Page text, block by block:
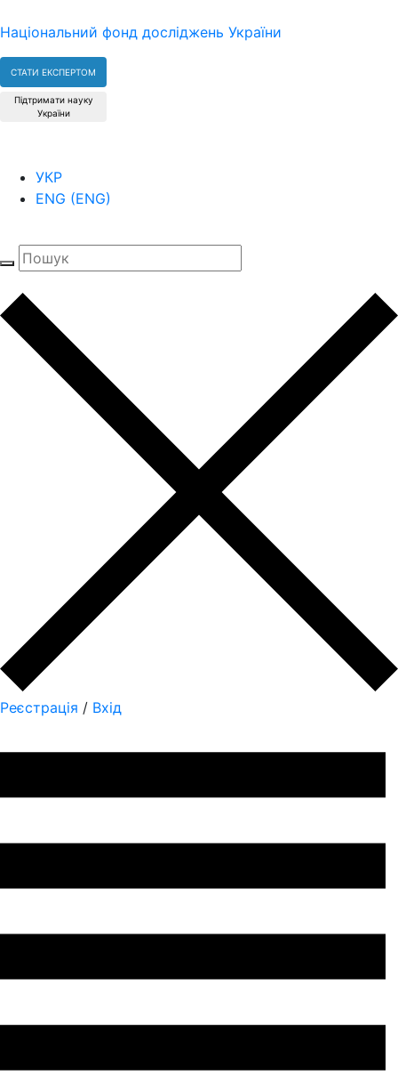
Національний фонд досліджень України
СТАТИ ЕКСПЕРТОМ
Підтримати науку
України
УКР
ENG (ENG)
Реєстрація / Вхід